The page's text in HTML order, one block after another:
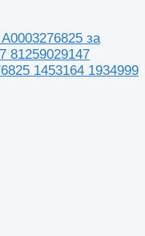
за
81259029147
1453164 1934999